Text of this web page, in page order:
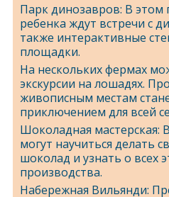
Парк динозавров: В этом
ребенка ждут встречи с
также интерактивные
площадки.
На нескольких фермах
экскурсии на лошадях.
живописным местам
приключением для всей
Шоколадная мастерская:
могут научиться делать
шоколад и узнать о всех
производства.
Набережная Вильянди: